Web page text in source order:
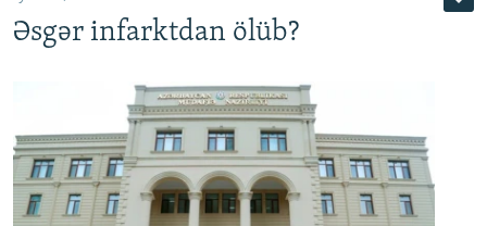
Əsgər infarktdan ölüb?